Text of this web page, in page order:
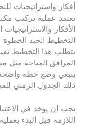
أفكار واستراتيجيات
تعتمد عملية تركيب
الأفكار
التخطيط الجيد الخطوة
يتطلب هذا التخطيط
المرافق المتاحة مثل
ينبغي وضع خطة واضحة
ذلك الجدول الزمني
يجب أن يؤخذ في
اللازمة قبل البدء